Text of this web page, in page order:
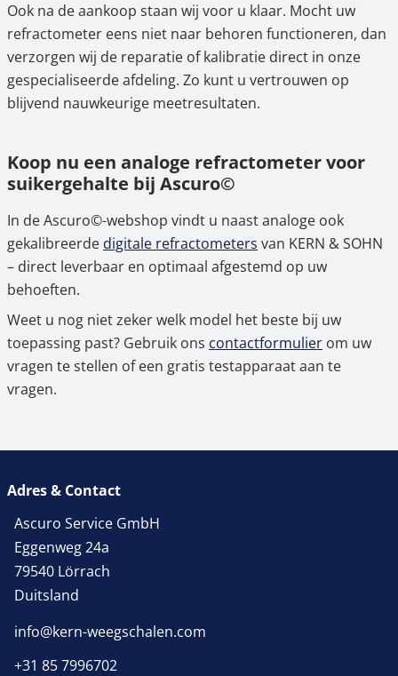
Ook na de aankoop staan wij voor u klaar. Mocht uw
refractometer eens niet naar behoren functioneren, dan
verzorgen wij de reparatie of kalibratie direct in onze
gespecialiseerde afdeling. Zo kunt u vertrouwen op
blijvend nauwkeurige meetresultaten.
Koop nu een analoge refractometer voor
suikergehalte bij Ascuro©
In de Ascuro©-webshop vindt u naast analoge ook
gekalibreerde digitale refractometers van KERN & SOHN
– direct leverbaar en optimaal afgestemd op uw
behoeften.
Weet u nog niet zeker welk model het beste bij uw
toepassing past? Gebruik ons contactformulier om uw
vragen te stellen of een gratis testapparaat aan te
vragen.
Adres & Contact
Ascuro Service GmbH
Eggenweg 24a
79540 Lörrach
Duitsland
info@kern-weegschalen.com
+31 85 7996702